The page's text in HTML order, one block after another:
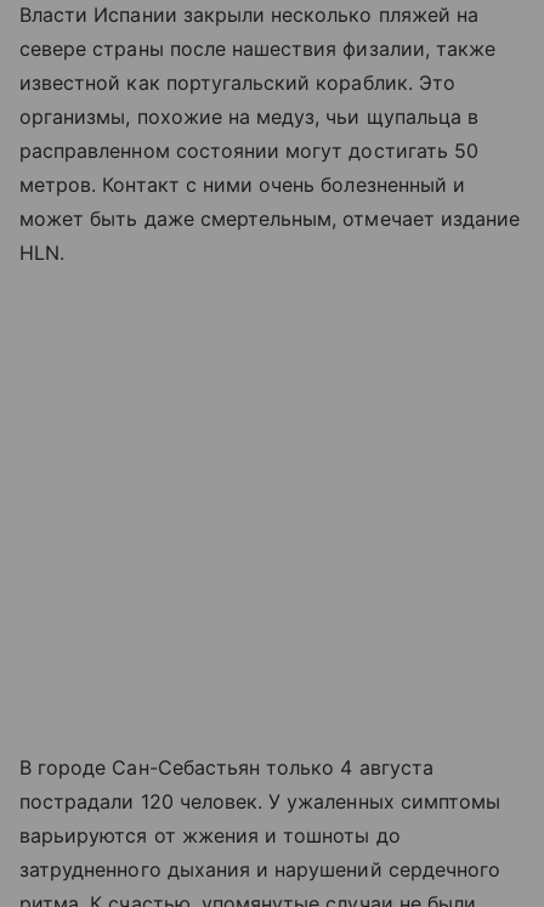
Власти Испании закрыли несколько пляжей на
севере страны после нашествия физалии, также
известной как португальский кораблик. Это
организмы, похожие на медуз, чьи щупальца в
расправленном состоянии могут достигать 50
метров. Контакт с ними очень болезненный и
может быть даже смертельным, отмечает издание
HLN.
В городе Сан-Себастьян только 4 августа
пострадали 120 человек. У ужаленных симптомы
варьируются от жжения и тошноты до
затрудненного дыхания и нарушений сердечного